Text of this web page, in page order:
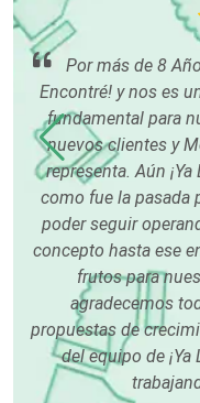
Contadores
Control de
Por más de 8
Encontré! y nos es
fundamental para
nuevos clientes y
representa. Aún
como fue la pasada
poder seguir
concepto hasta ese
frutos para
agradecemos
propuestas de
del equipo de